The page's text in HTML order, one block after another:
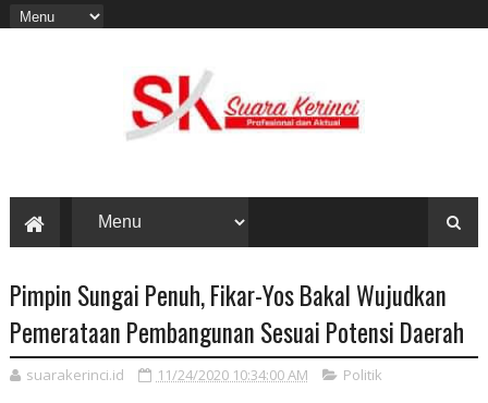
Pimpin Sungai Penuh, Fikar-Yos Bakal Wujudkan
Pemerataan Pembangunan Sesuai Potensi Daerah
suarakerinci.id 11/24/2020 10:34:00 AM Politik